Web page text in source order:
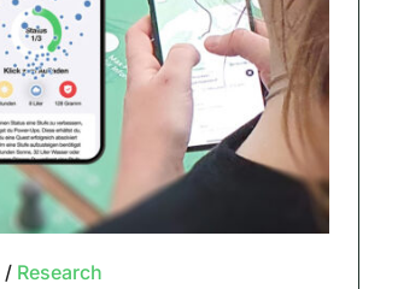
/ Research